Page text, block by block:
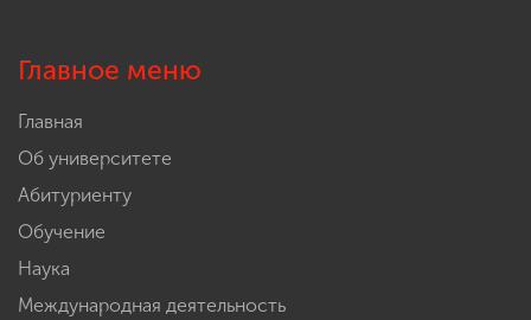
Главное меню
Главная
Об университете
Абитуриенту
Обучение
Наука
Международная деятельность